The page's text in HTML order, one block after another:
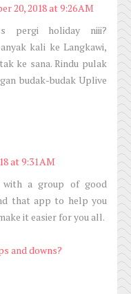
20, 2018 at 9:26 AM
pergi holiday niii?
kali ke Langkawi,
ke sana. Rindu pulak
budak-budak Uplive
at 9:31 AM
a group of good
that app to help you
it easier for you all.
and downs?